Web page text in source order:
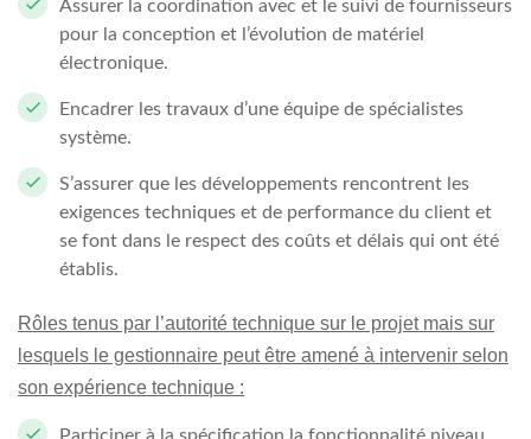
Assurer la coordination avec et le suivi de fournisseurs
pour la conception et l’évolution de matériel
électronique.
Encadrer les travaux d’une équipe de spécialistes
système.
S’assurer que les développements rencontrent les
exigences techniques et de performance du client et
se font dans le respect des coûts et délais qui ont été
établis.
Rôles tenus par l’autorité technique sur le projet mais sur
lesquels le gestionnaire peut être amené à intervenir selon
son expérience technique :